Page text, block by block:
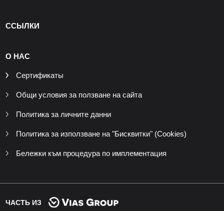
ССЫЛКИ
О НАС
Сертификаты
Общи условия за ползване на сайта
Политика за личните данни
Политика за използване на "Бисквитки" (Cookies)
Бележки към процедура по имплементация
ЧАСТЬ ИЗ